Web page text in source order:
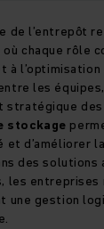
de l’entrepôt
chaque rôle
l’optimisation
les équipes,
stratégique des
stockage
et d’améliorer
des solutions
les
une gestion